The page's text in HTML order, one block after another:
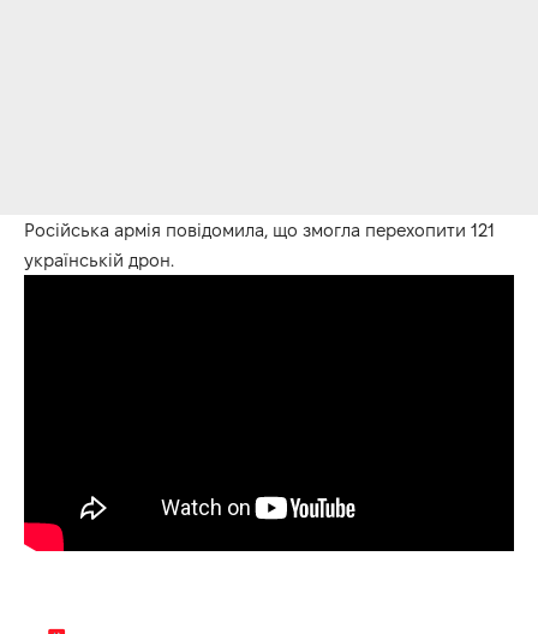
Російська армія повідомила, що змогла перехопити 121
українській дрон.